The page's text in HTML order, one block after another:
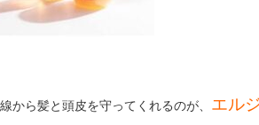
から髪と頭皮を守ってくれるのが、 エル